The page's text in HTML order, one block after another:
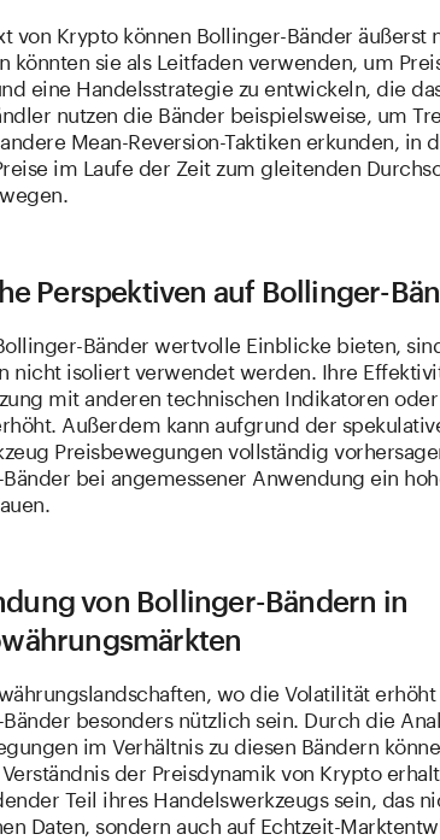
von Krypto können Bollinger-Bänder äußerst
könnten sie als Leitfaden verwenden, um
eine Handelsstrategie zu entwickeln, die
nutzen die Bänder beispielsweise, um
Mean-Reversion-Taktiken erkunden, in
im Laufe der Zeit zum gleitenden
Perspektiven auf Bollinger-
Bänder wertvolle Einblicke bieten,
nicht isoliert verwendet werden. Ihre
mit anderen technischen Indikatoren
Außerdem kann aufgrund der
Preisbewegungen vollständig
bei angemessener Anwendung ein
von Bollinger-Bändern in
wo die Volatilität
besonders nützlich sein. Durch die
im Verhältnis zu diesen Bändern
der Preisdynamik von Krypto
Teil ihres Handelswerkzeugs sein, das
Daten, sondern auch auf Echtzeit-